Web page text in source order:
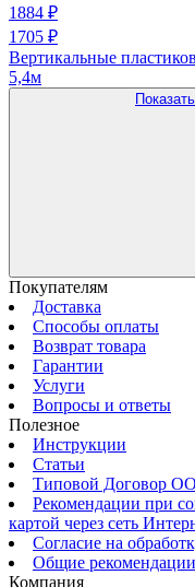
1884 ₽
1705 ₽
Вертикальные
5,4м
Покупателям
Доставка
Способы оплаты
Возврат товара
Гарантии
Услуги
Вопросы и ответы
Полезное
Инструкции
Статьи
Типовой Договор
Рекомендации при
картой через сеть
Согласие на
Общие
Компания